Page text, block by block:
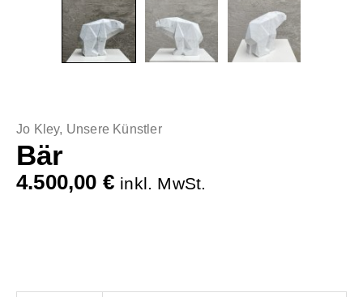
Jo Kley, Unsere Künstler
Bär
4.500,00 € inkl. MwSt.